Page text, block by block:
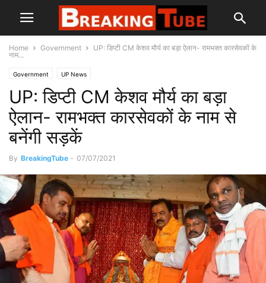
Home Government
UP: डिप्टी CM केशव मौर्य का बड़ा ऐलान- रामभक्त कारसेवकों के
नाम...
Government UP News
UP: डिप्टी CM केशव मौर्य का बड़ा
ऐलान- रामभक्त कारसेवकों के नाम से
बनेंगी सड़कें
By BreakingTube - 07/07/2021